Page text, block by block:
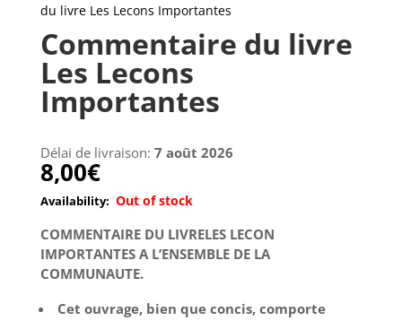
du livre Les Lecons Importantes
Commentaire du livre
Les Lecons
Importantes
Délai de livraison: 7 août 2026
8,00€
Out of stock
COMMENTAIRE DU LIVRELES LECON
IMPORTANTES A L’ENSEMBLE DE LA
COMMUNAUTE.
Cet ouvrage, bien que concis, comporte